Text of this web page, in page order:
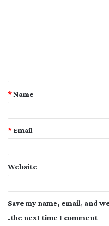
Name
*
Email
*
Website
Save my name, email, and
the next time I comment.